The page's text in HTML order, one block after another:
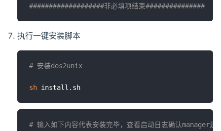
###################非必填项结束###############
执行一键安装脚本
# 安装dos2unix
sh
# 输入如下内容代表安装完毕，查看启动日志确认manager是